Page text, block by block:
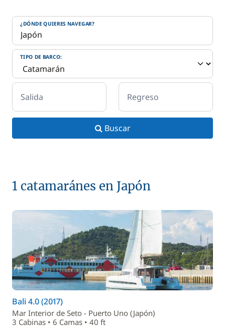
¿DÓNDE QUIERES NAVEGAR?
TIPO DE BARCO:
Salida Regreso
Buscar
1 catamaránes en Japón
Bali 4.0 (2017)
Mar Interior de Seto - Puerto Uno (Japón)
3 Cabinas • 6 Camas • 40 ft